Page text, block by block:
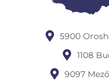
5900
1108
9097